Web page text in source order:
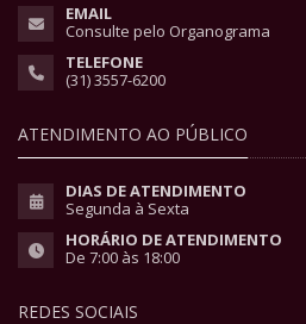
EMAIL
Consulte pelo Organograma
TELEFONE
(31) 3557-6200
ATENDIMENTO AO PÚBLICO
DIAS DE ATENDIMENTO
Segunda à Sexta
HORÁRIO DE ATENDIMENTO
De 7:00 às 18:00
REDES SOCIAIS